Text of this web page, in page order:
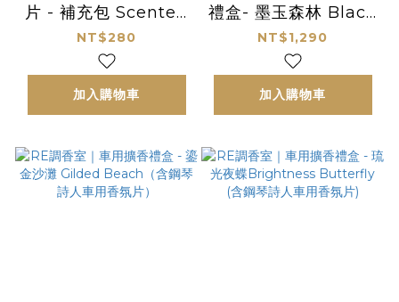
片 - 補充包 Scented
insert
NT$280
加入購物車
禮盒- 墨玉森林 Black
Jade Forest（含鋼
琴詩人車用香氛片）
NT$1,290
加入購物車